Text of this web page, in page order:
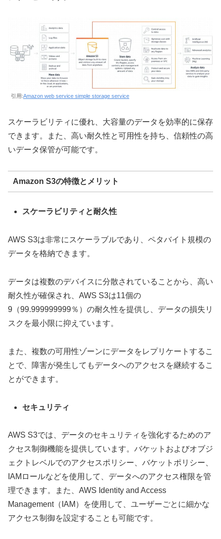
引用:Amazon web service simple storage service
スケーラビリティに優れ、大容量のデータを効率的に保存
できます。また、高い耐久性と可用性を持ち、信頼性の高
いデータ保管が可能です。
Amazon S3の特徴とメリット
スケーラビリティと耐久性
AWS S3は非常にスケーラブルであり、ペタバイト規模の
データを格納できます。
データは複数のデバイスに分散されていることから、高い
耐久性が確保され、AWS S3は11個の
9（99.999999999％）の耐久性を提供し、データの損失リ
スクを最小限に抑えています。
また、複数の可用性ゾーンにデータをレプリケートするこ
とで、障害が発生してもデータへのアクセスを継続するこ
とができます。
セキュリティ
AWS S3では、データのセキュリティを強化するためのア
クセス制御機能を提供しています。バケットおよびオブジ
ェクトレベルでのアクセスポリシー、バケットポリシー、
IAMロールなどを使用して、データへのアクセス権限を管
理できます。また、AWS Identity and Access
Management（IAM）を使用して、ユーザーごとに細かな
アクセス制御を設定することも可能です。